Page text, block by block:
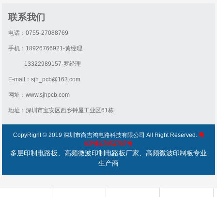
联系我们
电话：0755-27088769
手机：18926766921-黄经理
13322989157-罗经理
E-mail：sjh_pcb@163.com
网址：www.sjhpcb.com
地址：深圳市宝安区西乡钟屋工业区61栋
CopyRight © 2019 深圳市尚吉鸿电路科技有限公司 All Right Reserved. 粤
ICP备17052787号
多层印制电路板、高频微波印制电路板厂家、高频微波印制板专业
生产商